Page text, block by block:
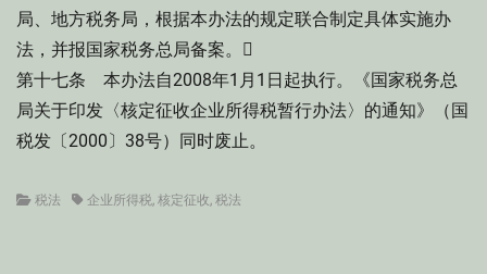
局、地方税务局，根据本办法的规定联合制定具体实施办
法，并报国家税务总局备案。
第十七条 本办法自2008年1月1日起执行。《国家税务总
局关于印发〈核定征收企业所得税暂行办法〉的通知》（国
税发〔2000〕38号）同时废止。
Categories
税法 Tags企业所得税, 核定征收, 税法